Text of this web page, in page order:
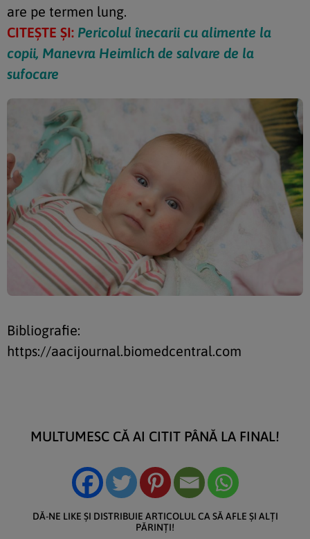
are pe termen lung.
CITEȘTE ȘI: Pericolul înecarii cu alimente la
copii, Manevra Heimlich de salvare de la
sufocare
Bibliografie:
https://aacijournal.biomedcentral.com
MULTUMESC CĂ AI CITIT PÂNĂ LA FINAL!
DĂ-NE LIKE ȘI DISTRIBUIE ARTICOLUL CA SĂ AFLE ȘI ALȚI
PĂRINȚI!